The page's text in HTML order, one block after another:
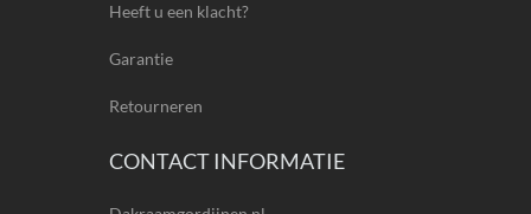
Heeft u een klacht?
Garantie
Retourneren
CONTACT INFORMATIE